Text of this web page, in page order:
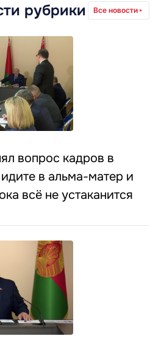
рубрики Все новости
вопрос кадров в
в альма-матер и
всё не устаканится